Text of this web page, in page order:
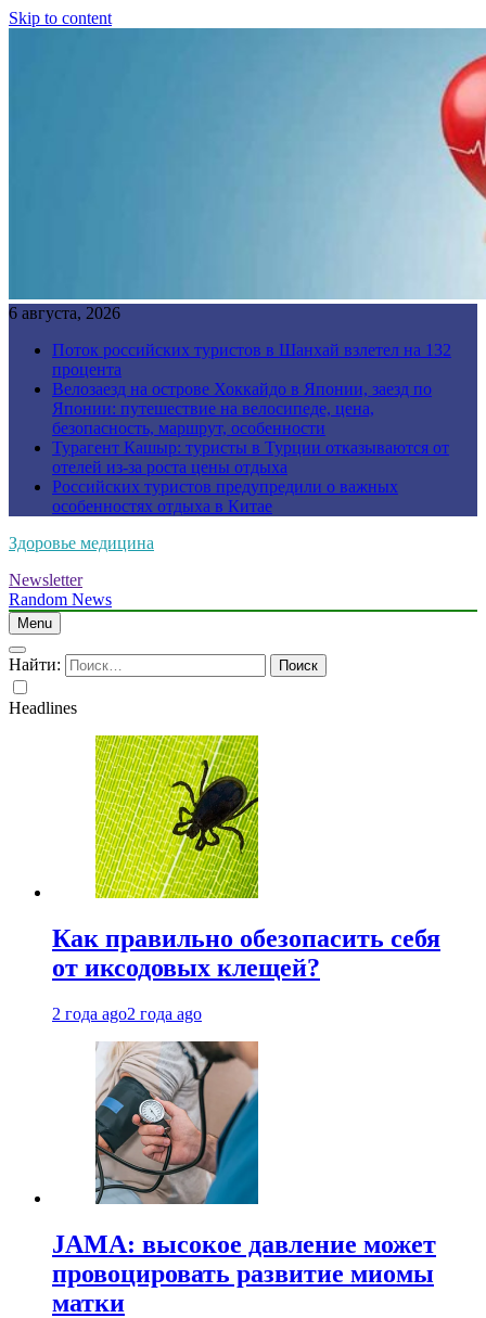
Skip to content
6 августа, 2026
Поток российских туристов в Шанхай взлетел на 132
процента
Велозаезд на острове Хоккайдо в Японии, заезд по
Японии: путешествие на велосипеде, цена,
безопасность, маршрут, особенности
Турагент Кашыр: туристы в Турции отказываются от
отелей из-за роста цены отдыха
Российских туристов предупредили о важных
особенностях отдыха в Китае
Здоровье медицина
Newsletter
Random News
Menu
Найти:
Headlines
Как правильно обезопасить себя
от иксодовых клещей?
2 года ago2 года ago
JAMA: высокое давление может
провоцировать развитие миомы
матки